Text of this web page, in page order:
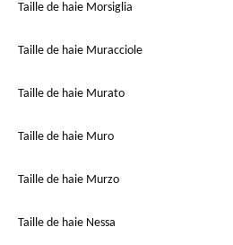
Taille de haie Morsiglia
Taille de haie Muracciole
Taille de haie Murato
Taille de haie Muro
Taille de haie Murzo
Taille de haie Nessa